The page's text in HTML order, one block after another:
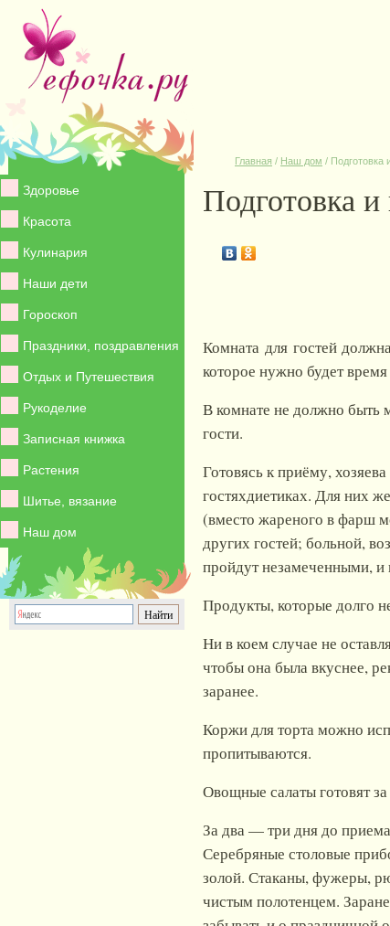
Здоровье
Красота
Кулинария
Наши дети
Гороскоп
Праздники, поздравления
Отдых и Путешествия
Рукоделие
Записная книжка
Растения
Шитье, вязание
Наш дом
Главная / Наш дом / Подготовка
Подготовка
Комната для гостей
которое нужно будет
В комнате не должно быть
гости.
Готовясь к приёму,
гостяхдиетиках. Для них
(вместо жареного в фарш
других гостей; больной,
пройдут незамеченными, и
Продукты, которые долго
Ни в коем случае не
чтобы она была вкуснее,
заранее.
Коржи для торта можно
пропитываются.
Овощные салаты готовят
За два — три дня до
Серебряные столовые
золой. Стаканы, фужеры,
чистым полотенцем.